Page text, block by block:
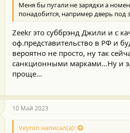
Меня бы пугали не зарядки а
понадобится, например дверь под
Zeekr это суббрэнд Джили и с
оф.представительство в РФ и
вероятно не просто, ну так
санкционными марками...Ну и
проще...
10 Май 2023
Veyron написал(а):